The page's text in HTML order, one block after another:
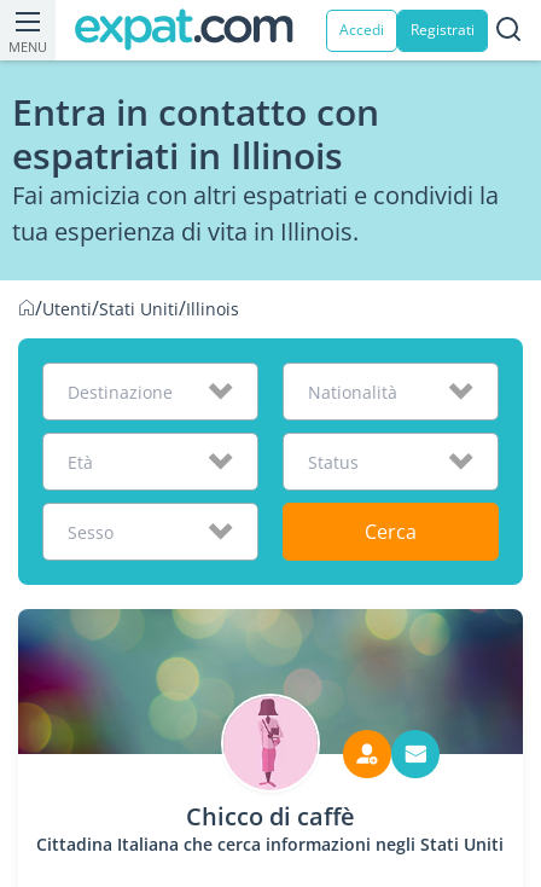
MENU
Accedi Registrati
Entra in contatto con
espatriati in Illinois
Fai amicizia con altri espatriati e condividi la
tua esperienza di vita in Illinois.
/Utenti/Stati Uniti/Illinois
Destinazione Nationalità
Età Status
Sesso Cerca
Chicco di caffè
Cittadina Italiana che cerca informazioni negli Stati Uniti